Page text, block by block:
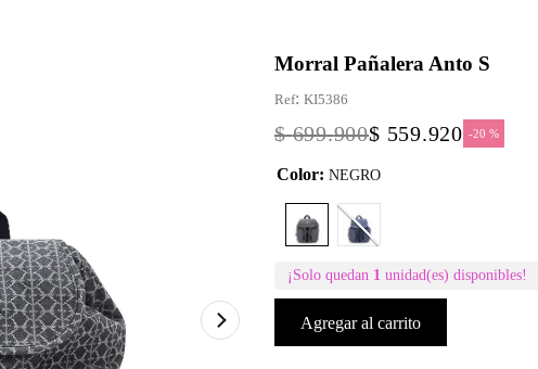
Morral Pañalera Anto S
: KI5386
$ 699.900$ 559.920 -20 %
Color: NEGRO
¡Solo quedan 1 unidad(es) disponibles!
Agregar al carrito